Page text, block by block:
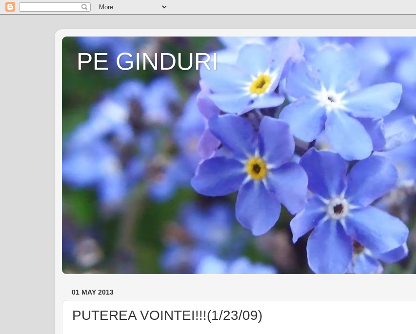
PE GINDURI
01 MAY 2013
PUTEREA VOINTEI!!!(1/23/09)